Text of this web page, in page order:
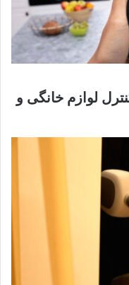
لوازم خانگی و